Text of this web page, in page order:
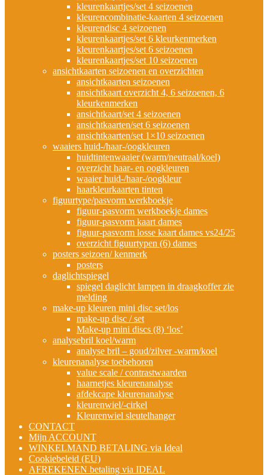
kleurenkaartjes/set 4 seizoenen
kleurencombinatie-kaarten 4 seizoenen
kleurendisc 4 seizoenen
kleurenkaartjes/set 6 kleurkenmerken
kleurenkaartjes/set 6 seizoenen
kleurenkaartjes/set 10 seizoenen
ansichtkaarten seizoenen en overzichten
ansichtkaarten seizoenen
ansichtkaart overzicht 4, 6 seizoenen, 6
kleurkenmerken
ansichtkaart/set 4 seizoenen
ansichtkaarten/set 6 seizoenen
ansichtkaarten/set 1×10 seizoenen
waaiers huid-/haar-/oogkleuren
huidtintenwaaier (warm/neutraal/koel)
overzicht haar- en oogkleuren
waaier huid-/haar-/oogkleur
haarkleurkaarten tinten
figuurtype/pasvorm werkboekje
figuur-pasvorm werkboekje dames
figuur-pasvorm kaart dames
figuur-pasvorm losse kaart dames vs24/25
overzicht figuurtypen (6) dames
posters seizoen/ kenmerk
posters
daglichtspiegel
spiegel daglicht lampen in draagkoffer zie
melding
make-up kleuren mini disc set/los
make-up disc / set
Make-up mini discs (8) ‘los’
analysebril koel/warm
analyse bril – goud/zilver -warm/koel
kleurenanalyse toebehoren
value scale / contrastwaarden
haarnetjes kleurenanalyse
afdekcape kleurenanalyse
kleurenwiel/-cirkel
Kleurenwiel sleutelhanger
CONTACT
Mijn ACCOUNT
WINKELMAND BETALING via Ideal
Cookiebeleid (EU)
AFREKENEN betaling via IDEAL